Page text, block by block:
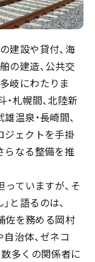
建設や貸付、海
の建造、公共交
岐にわたりま
札幌間、北陸新
温泉・長崎間、
ジェクトを手掛
らなる整備を推
ていますが、そ
と語るのは、
佐を務める岡村
治体、ゼネコ
数多くの関係者に